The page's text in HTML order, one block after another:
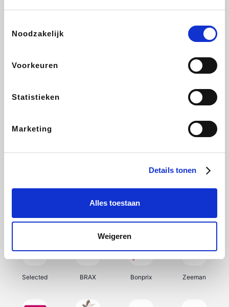
Noodzakelijk
Voorkeuren
Statistieken
Marketing
Details tonen
Alles toestaan
Weigeren
Lufthansa
CheapTickets.be DeubaXXL
Samsung My Jewellery Delonghi Tennis Point
Selected BRAX Bonprix Zeeman